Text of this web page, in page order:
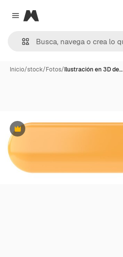
Close menu
Magnific
Inicio/stock/Fotos/Ilustración en 3D de…
Premium